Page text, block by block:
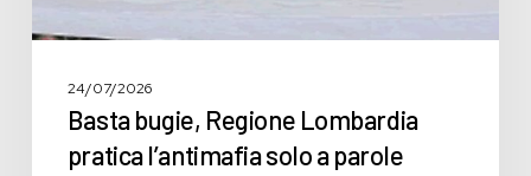
24/07/2026
Basta bugie, Regione Lombardia
pratica l’antimafia solo a parole